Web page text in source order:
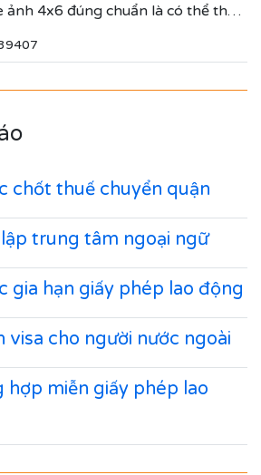
ảnh 4x6 đúng chuẩn là có thể thực
chốt thuế chuyển quận
trung tâm ngoại ngữ
gia hạn giấy phép lao động
visa cho người nước ngoài
hợp miễn giấy phép lao